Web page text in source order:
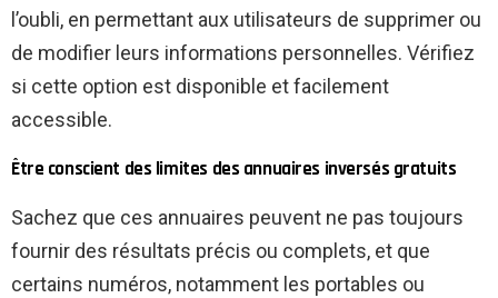
l’oubli, en permettant aux utilisateurs de supprimer ou
de modifier leurs informations personnelles. Vérifiez
si cette option est disponible et facilement
accessible.
Être conscient des limites des annuaires inversés gratuits
Sachez que ces annuaires peuvent ne pas toujours
fournir des résultats précis ou complets, et que
certains numéros, notamment les portables ou